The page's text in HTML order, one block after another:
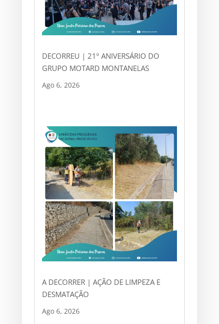
DECORREU | 21º ANIVERSÁRIO DO
GRUPO MOTARD MONTANELAS
Ago 6, 2026
A DECORRER | AÇÃO DE LIMPEZA E
DESMATAÇÃO
Ago 6, 2026